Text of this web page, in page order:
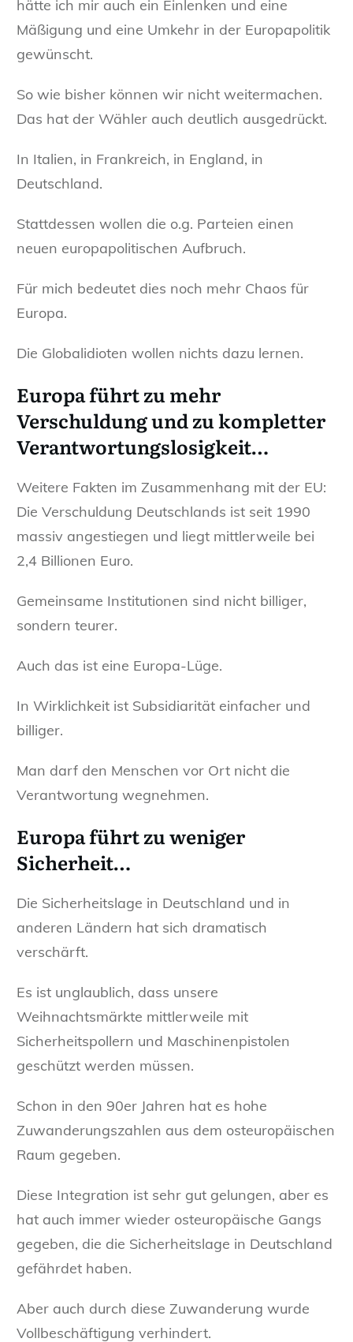
hätte ich mir auch ein Einlenken und eine
Mäßigung und eine Umkehr in der Europapolitik
gewünscht.
So wie bisher können wir nicht weitermachen.
Das hat der Wähler auch deutlich ausgedrückt.
In Italien, in Frankreich, in England, in
Deutschland.
Stattdessen wollen die o.g. Parteien einen
neuen europapolitischen Aufbruch.
Für mich bedeutet dies noch mehr Chaos für
Europa.
Die Globalidioten wollen nichts dazu lernen.
Europa führt zu mehr
Verschuldung und zu kompletter
Verantwortungslosigkeit…
Weitere Fakten im Zusammenhang mit der EU:
Die Verschuldung Deutschlands ist seit 1990
massiv angestiegen und liegt mittlerweile bei
2,4 Billionen Euro.
Gemeinsame Institutionen sind nicht billiger,
sondern teurer.
Auch das ist eine Europa-Lüge.
In Wirklichkeit ist Subsidiarität einfacher und
billiger.
Man darf den Menschen vor Ort nicht die
Verantwortung wegnehmen.
Europa führt zu weniger
Sicherheit…
Die Sicherheitslage in Deutschland und in
anderen Ländern hat sich dramatisch
verschärft.
Es ist unglaublich, dass unsere
Weihnachtsmärkte mittlerweile mit
Sicherheitspollern und Maschinenpistolen
geschützt werden müssen.
Schon in den 90er Jahren hat es hohe
Zuwanderungszahlen aus dem osteuropäischen
Raum gegeben.
Diese Integration ist sehr gut gelungen, aber es
hat auch immer wieder osteuropäische Gangs
gegeben, die die Sicherheitslage in Deutschland
gefährdet haben.
Aber auch durch diese Zuwanderung wurde
Vollbeschäftigung verhindert.